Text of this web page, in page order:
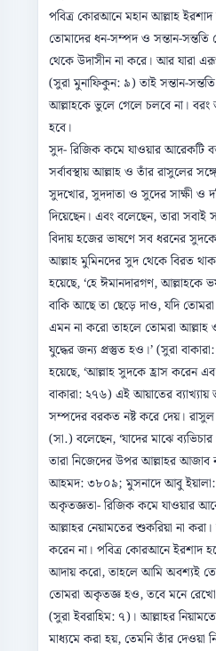
পবিত্র কোরআনে মহান আল্লাহ
তোমাদের ধন-সম্পদ ও সন্তান-সন্ততি
থেকে উদাসীন না করে। আর যারা
(সুরা মুনাফিকুন: ৯) তাই সন্তান-
আল্লাহকে ভুলে গেলে চলবে না।
হবে।
সুদ- রিজিক কমে যাওয়ার
সর্বাবস্থায় আল্লাহ ও তাঁর রাসুলের
সুদখোর, সুদদাতা ও সুদের সাক্ষী ও
দিয়েছেন। এবং বলেছেন, তারা
বিদায় হজের ভাষণে সব ধরনের সুদকে
আল্লাহ মুমিনদের সুদ থেকে বিরত
হয়েছে, ‘হে ঈমানদারগণ,
বাকি আছে তা ছেড়ে দাও, যদি
এমন না করো তাহলে তোমরা আল্লাহ
যুদ্ধের জন্য প্রস্তুত হও।’ (সুরা
হয়েছে, ‘আল্লাহ সুদকে হ্রাস করেন
বাকারা: ২৭৬) এই আয়াতের ব্যাখ্যায়
সম্পদের বরকত নষ্ট করে দেয়।
(সা.) বলেছেন, ‘যাদের মাঝে
তারা নিজেদের উপর আল্লাহর আজাব
আহমদ: ৩৮০৯; মুসনাদে আবু
অকৃতজ্ঞতা- রিজিক কমে যাওয়ার
আল্লাহর নেয়ামতের শুকরিয়া না
করেন না। পবিত্র কোরআনে ইরশাদ
আদায় করো, তাহলে আমি অবশ্যই
তোমরা অকৃতজ্ঞ হও, তবে মনে
(সুরা ইবরাহিম: ৭)। আল্লাহর
মাধ্যমে করা হয়, তেমনি তাঁর দেওয়া